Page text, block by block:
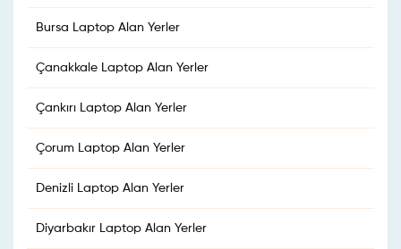
Bursa Laptop Alan Yerler
Çanakkale Laptop Alan Yerler
Çankırı Laptop Alan Yerler
Çorum Laptop Alan Yerler
Denizli Laptop Alan Yerler
Diyarbakır Laptop Alan Yerler